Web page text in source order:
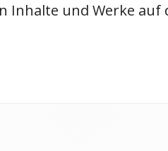
Inhalte und Werke auf